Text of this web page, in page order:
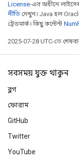
License-এর অধীনে
নীতি দেখুন। Java হল
ট্রেডমার্ক। কিছু কন্টেন্ট
2025-07-28 UTC-তে
সবসময় যুক্ত থাকুন
ব্লগ
ফোরাম
GitHub
Twitter
YouTube